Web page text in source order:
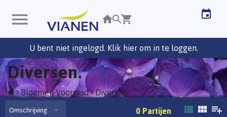
U bent niet ingelogd. Klik hier om in te loggen.
Diversen.
Bloemen Voorraad Diversen.
Omschrijving 0 Partijen